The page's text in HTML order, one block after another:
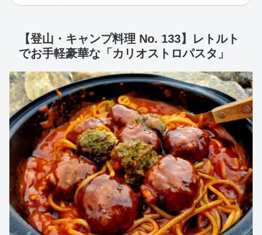
【登山・キャンプ料理 No. 133】レトルト
でお手軽豪華な「カリオストロパスタ」